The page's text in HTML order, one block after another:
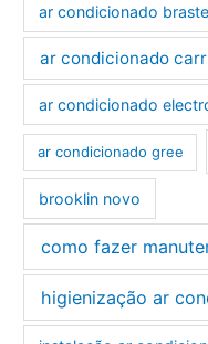
ar condicionado
ar condicionado
ar condicionado
ar condicionado gree
brooklin novo
como fazer
higienização ar